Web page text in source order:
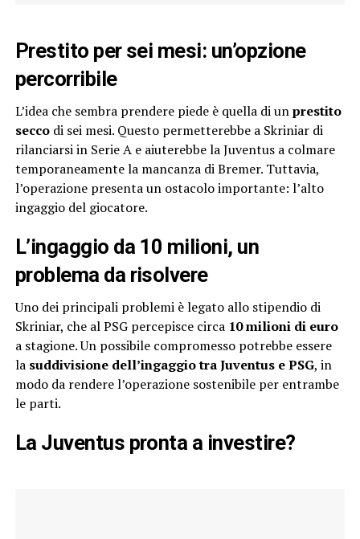
Prestito per sei mesi: un’opzione
percorribile
L’idea che sembra prendere piede è quella di unprestito
seccodi sei mesi. Questo permetterebbe a Skriniar di
rilanciarsi in Serie A e aiuterebbe la Juventus a colmare
temporaneamente la mancanza di Bremer. Tuttavia,
l’operazione presenta un ostacolo importante: l’alto
ingaggio del giocatore.
L’ingaggio da 10 milioni, un
problema da risolvere
Uno dei principali problemi è legato allo stipendio di
Skriniar, che al PSG percepisce circa 10 milioni di euro
a stagione. Un possibile compromesso potrebbe essere
la suddivisione dell’ingaggio tra Juventus e PSG, in
modo da rendere l’operazione sostenibile per entrambe
le parti.
La Juventus pronta a investire?